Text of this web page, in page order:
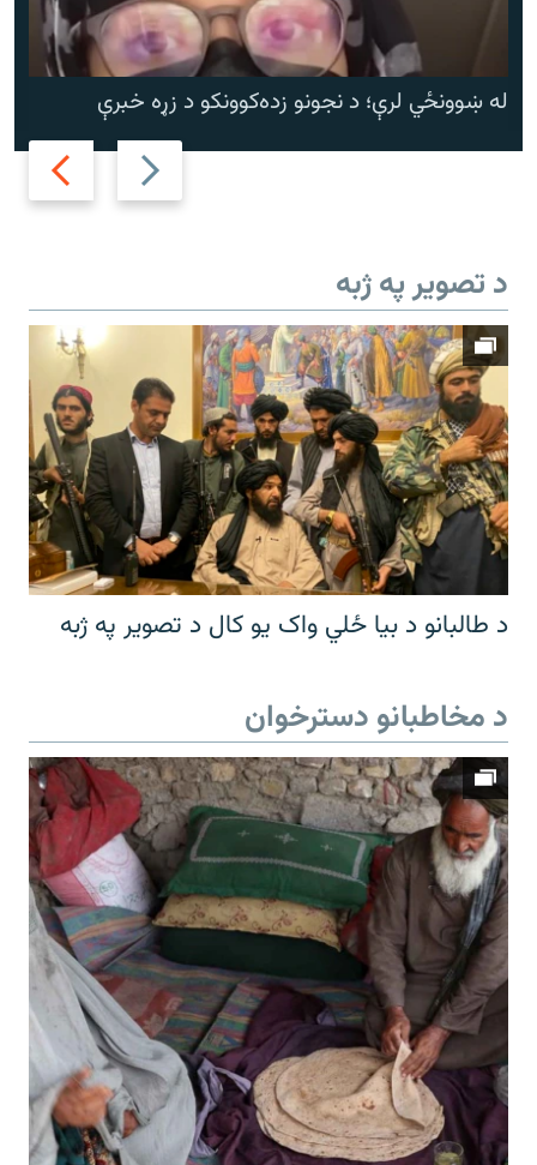
Previous
slide
Next
slide
له ښوونځي لرې؛ د نجونو زده‌کوونکو د زړه خبرې
د تصویر په ژبه
د طالبانو د بیا ځلي واک یو کال د تصویر په ژبه
د مخاطبانو دسترخوان